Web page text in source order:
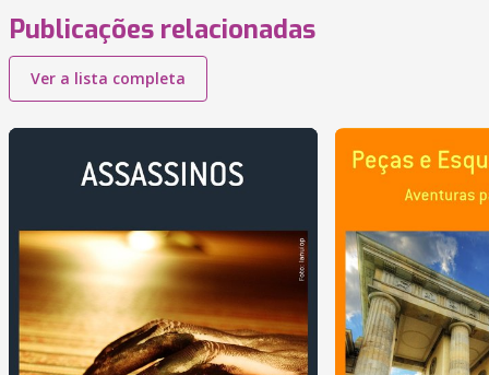
Publicações relacionadas
Ver a lista completa